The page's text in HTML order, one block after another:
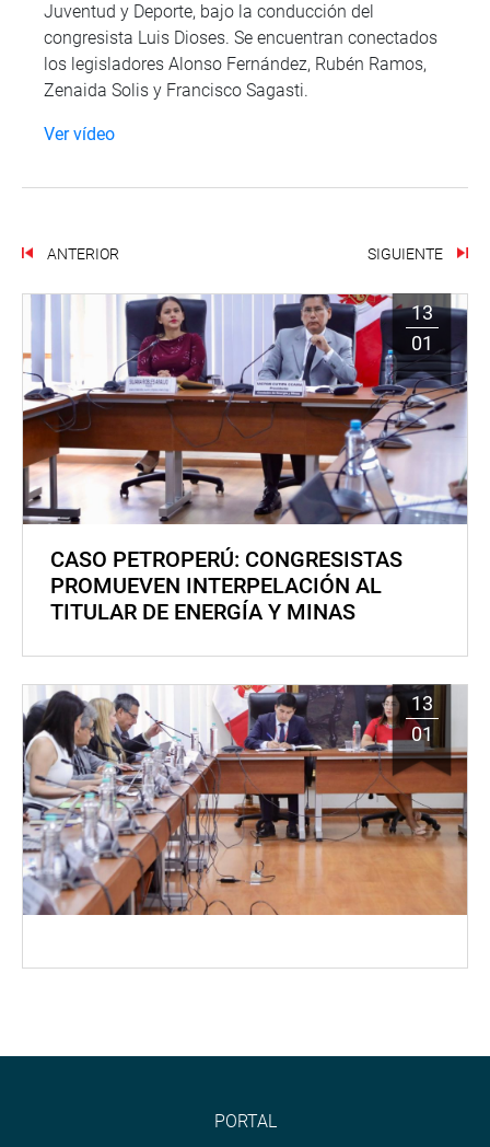
Juventud y Deporte, bajo la conducción del
congresista Luis Dioses. Se encuentran conectados
los legisladores Alonso Fernández, Rubén Ramos,
Zenaida Solis y Francisco Sagasti.
Ver vídeo
ANTERIOR SIGUIENTE
13
01
CASO PETROPERÚ: CONGRESISTAS
PROMUEVEN INTERPELACIÓN AL
TITULAR DE ENERGÍA Y MINAS
13
01
PORTAL